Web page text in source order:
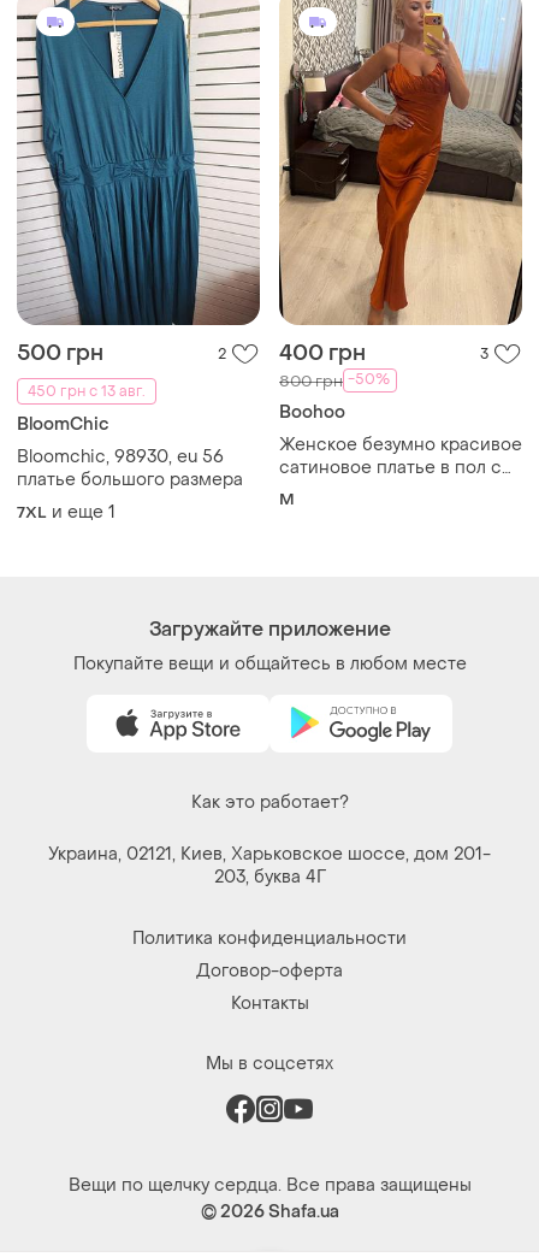
500 грн
2
450 грн с 13 авг.
BloomChic
Bloomchic, 98930, eu 56
платье большого размера
7XL и еще 1
400 грн 3
800 грн -50%
Boohoo
Женское безумно красивое
сатиновое платье в пол с
разрезом на ноге
M
Загружайте приложение
Покупайте вещи и общайтесь в любом месте
Как это работает?
Украина, 02121, Киев, Харьковское шоссе, дом 201-
203, буква 4Г
Политика конфиденциальности
Договор-оферта
Контакты
Мы в соцсетях
Вещи по щелчку сердца. Все права защищены
© 2026Shafa.ua